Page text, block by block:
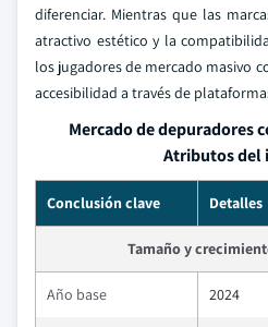
diferenciar. Mientras que las
atractivo estético y la
los jugadores de mercado masivo
accesibilidad a través de
Mercado de depuradores
Atributos del
Conclusión clave Detalles
Tamaño y
Año base 2024